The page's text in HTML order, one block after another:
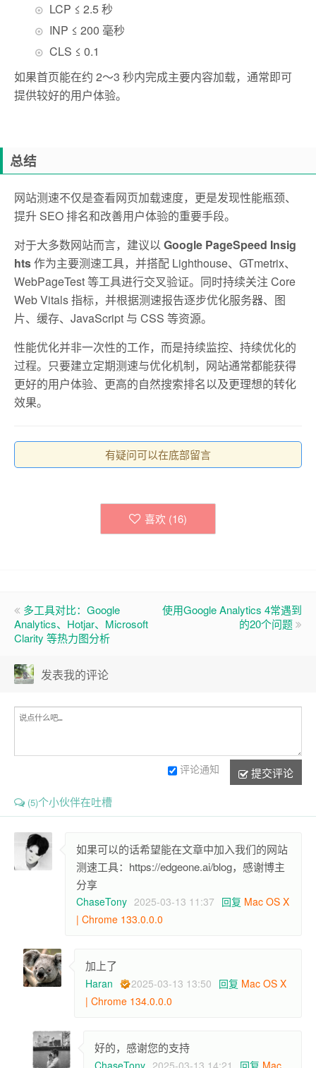
LCP ≤ 2.5 秒
INP ≤ 200 毫秒
CLS ≤ 0.1
如果首页能在约 2～3 秒内完成主要内容加载，通常即可
提供较好的用户体验。
总结
网站测速不仅是查看网页加载速度，更是发现性能瓶颈、
提升 SEO 排名和改善用户体验的重要手段。
对于大多数网站而言，建议以 Google PageSpeed Insig
hts作为主要测速工具，并搭配 Lighthouse、GTmetrix、
WebPageTest 等工具进行交叉验证。同时持续关注 Core
Web Vitals 指标，并根据测速报告逐步优化服务器、图
片、缓存、JavaScript 与 CSS 等资源。
性能优化并非一次性的工作，而是持续监控、持续优化的
过程。只要建立定期测速与优化机制，网站通常都能获得
更好的用户体验、更高的自然搜索排名以及更理想的转化
效果。
有疑问可以在底部留言
喜欢 (16)
多工具对比：Google
Analytics、Hotjar、Microsoft
Clarity 等热力图分析
使用Google Analytics 4常遇到
的20个问题
发表我的评论
提交评论
评论通知
(5)个小伙伴在吐槽
如果可以的话希望能在文章中加入我们的网站
测速工具：https://edgeone.ai/blog，感谢博主
分享
ChaseTony 2025-03-13 11:37 回复 Mac OS X
| Chrome 133.0.0.0
加上了
Haran 2025-03-13 13:50 回复 Mac OS X
| Chrome 134.0.0.0
好的，感谢您的支持